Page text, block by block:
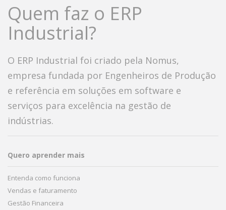
Quem faz o ERP
Industrial?
O ERP Industrial foi criado pela Nomus,
empresa fundada por Engenheiros de Produção
e referência em soluções em software e
serviços para excelência na gestão de
indústrias.
Quero aprender mais
Entenda como funciona
Vendas e faturamento
Gestão Financeira